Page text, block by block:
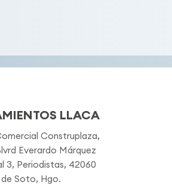
LLACA
Construplaza,
Everardo Márquez
3, Periodistas, 42060
Soto, Hgo.